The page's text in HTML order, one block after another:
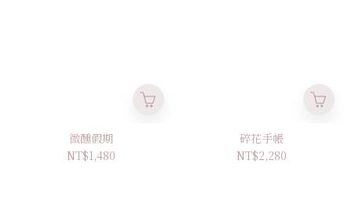
微醺假期
NT$1,480
碎花手帳
NT$2,280